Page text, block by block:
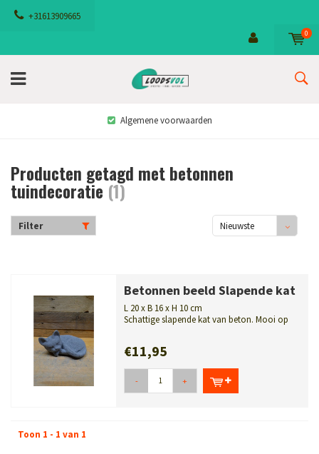
+31613909665
0
Algemene voorwaarden
Producten getagd met betonnen
tuindecoratie (1)
Filter
Nieuwste
Betonnen beeld Slapende kat
L 20 x B 16 x H 10 cm
Schattige slapende kat van beton. Mooi op
€11,95
- +
Toon 1 - 1 van 1